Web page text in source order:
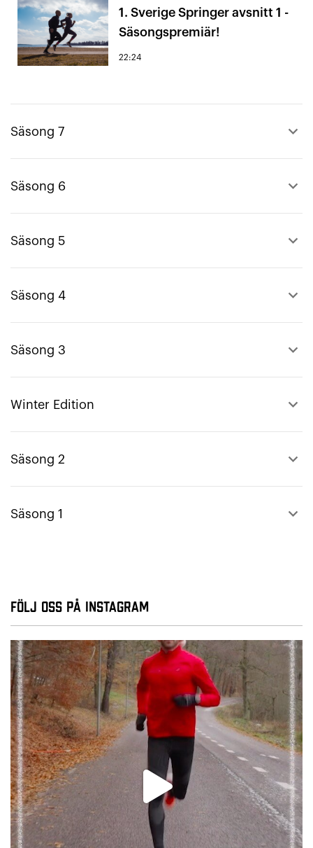
1. Sverige Springer avsnitt 1 -
Säsongspremiär!
22:24
Säsong 7 keyboard_arrow_up
Säsong 6 keyboard_arrow_up
Säsong 5 keyboard_arrow_up
Säsong 4 keyboard_arrow_up
Säsong 3 keyboard_arrow_up
Winter Edition keyboard_arrow_up
Säsong 2 keyboard_arrow_up
Säsong 1 keyboard_arrow_up
Följ oss på Instagram